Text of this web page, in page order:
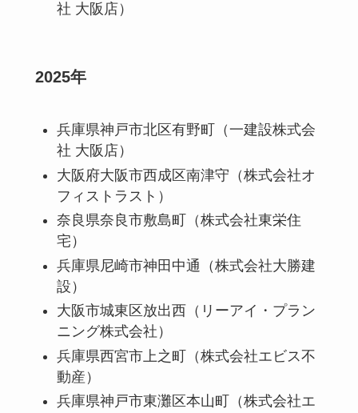
社 大阪店）
2025年
兵庫県神戸市北区有野町（一建設株式会
社 大阪店）
大阪府大阪市西成区南津守（株式会社オ
フィストラスト）
奈良県奈良市敷島町（株式会社東栄住
宅）
兵庫県尼崎市神田中通（株式会社大勝建
設）
大阪市城東区放出西（リーアイ・プラン
ニング株式会社）
兵庫県西宮市上之町（株式会社エビス不
動産）
兵庫県神戸市東灘区本山町（株式会社エ